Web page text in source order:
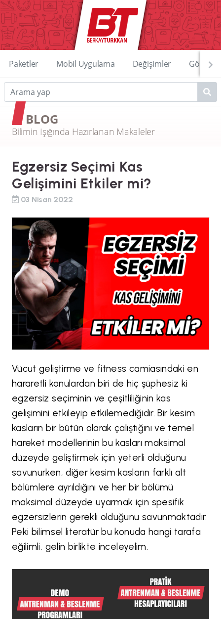
Paketler Mobil Uygulama Değişimler
BLOG
Bilimin Işığında Hazırlanan Makaleler
Egzersiz Seçimi Kas
Gelişimini Etkiler mi?
03 Nisan 2022
Vücut geliştirme ve fitness camiasındaki en
hararetli konulardan biri de hiç şüphesiz ki
egzersiz seçiminin ve çeşitliliğinin kas
gelişimini etkileyip etkilemediğidir. Bir kesim
kasların bir bütün olarak çalıştığını ve temel
hareket modellerinin bu kasları maksimal
düzeyde geliştirmek için yeterli olduğunu
savunurken, diğer kesim kasların farklı alt
bölümlere ayrıldığını ve her bir bölümü
maksimal düzeyde uyarmak için spesifik
egzersizlerin gerekli olduğunu savunmaktadır.
Peki bilimsel literatür bu konuda hangi tarafa
eğilimli, gelin birlikte inceleyelim.